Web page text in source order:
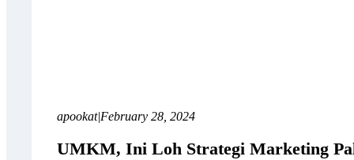
apookat|February 28, 2024
UMKM, Ini Loh Strategi Marketing